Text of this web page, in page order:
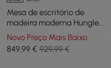
Mesa de escritório de
madeira moderna Hungled
com armário de arquivo
Novo Preço Mais Baixo
849,99 € 929,99 €